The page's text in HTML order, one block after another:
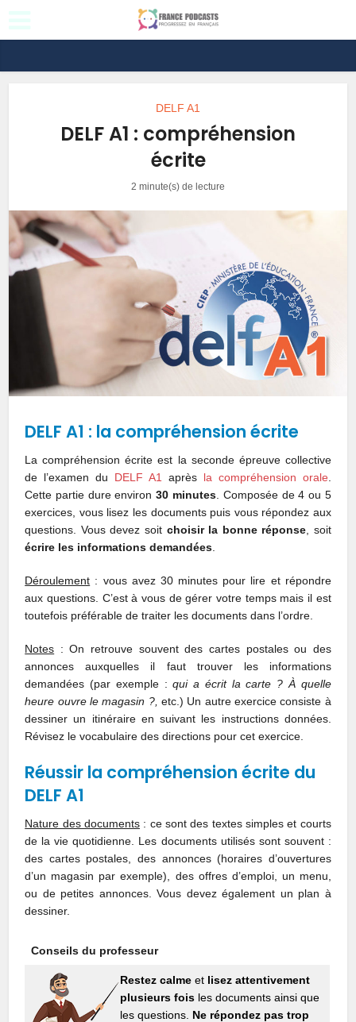
DELF A1
DELF A1 : compréhension
écrite
2 minute(s) de lecture
DELF A1 : la compréhension écrite
La compréhension écrite est la seconde épreuve collective
de l’examen du DELF A1 après la compréhension orale
Cette partie dure environ30 minutes . Composée de 4 ou 5
exercices, vous lisez les documents puis vous répondez aux
questions. Vous devez soit choisir la bonne réponse , soit
écrire les informations demandées
Déroulement : vous avez 30 minutes pour lire et répondre
aux questions. C’est à vous de gérer votre temps mais il est
toutefois préférable de traiter les documents dans l’ordre.
Notes : On retrouve souvent des cartes postales ou des
annonces auxquelles il faut trouver les informations
demandées (par exemple :qui a écrit la carte ? À quelle
heure ouvre le magasin ?, etc.) Un autre exercice consiste à
dessiner un itinéraire en suivant les instructions données.
Révisez le vocabulaire des directions pour cet exercice.
Réussir la compréhension écrite du
DELF A1
Nature des documents: ce sont des textes simples et courts
de la vie quotidienne. Les documents utilisés sont souvent :
des cartes postales, des annonces (horaires d’ouvertures
d’un magasin par exemple), des offres d’emploi, un menu,
ou de petites annonces. Vous devez également un plan à
dessiner.
Conseils du professeur
Restez calme et lisez attentivement
plusieurs fois les documents ainsi que
les questions. Ne répondez pas trop